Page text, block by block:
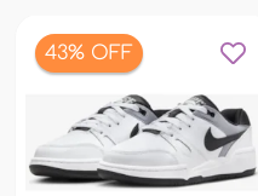
43% OFF